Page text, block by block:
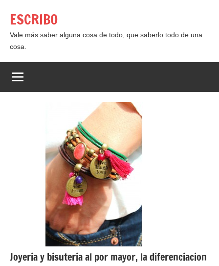
contenido
ESCRIBO
Vale más saber alguna cosa de todo, que saberlo todo de una
cosa.
Joyeria y bisuteria al por mayor, la diferenciacion